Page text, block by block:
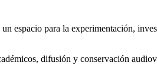
espacio para la experimentación,
difusión y conservación